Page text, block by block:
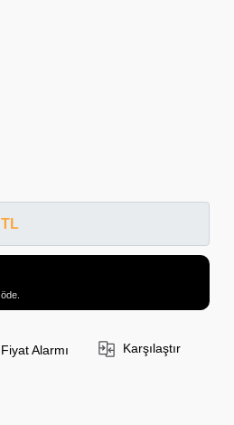
Fiyat Alarmı Karşılaştır